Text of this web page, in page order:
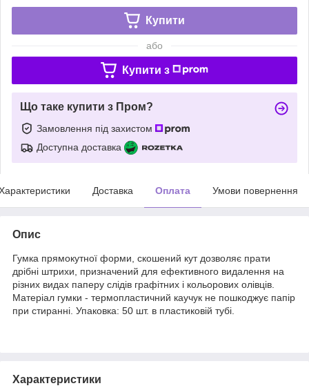
Купити
або
Купити з
Що таке купити з Пром?
Замовлення під захистом
Доступна доставка
Доставка Оплата Умови повернення
Опис
Гумка прямокутної форми, скошений кут дозволяє прати
дрібні штрихи, призначений для ефективного видалення на
різних видах паперу слідів графітних і кольорових олівців.
Матеріал гумки - термопластичний каучук не пошкоджує папір
при стиранні. Упаковка: 50 шт. в пластиковій тубі.
Характеристики